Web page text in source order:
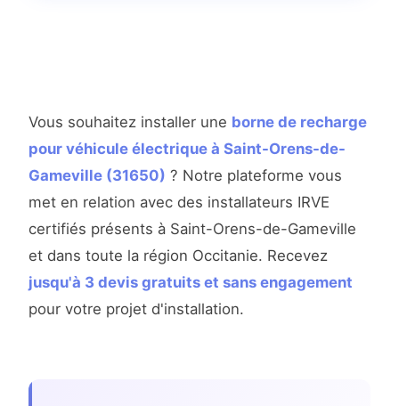
Vous souhaitez installer une borne de recharge
pour véhicule électrique à Saint-Orens-de-
Gameville (31650) ? Notre plateforme vous
met en relation avec des installateurs IRVE
certifiés présents à Saint-Orens-de-Gameville
et dans toute la région Occitanie. Recevez
jusqu'à 3 devis gratuits et sans engagement
pour votre projet d'installation.